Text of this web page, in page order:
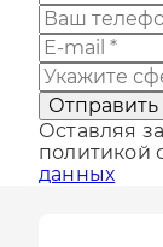
Отправить
Оставляя
политикой
данных